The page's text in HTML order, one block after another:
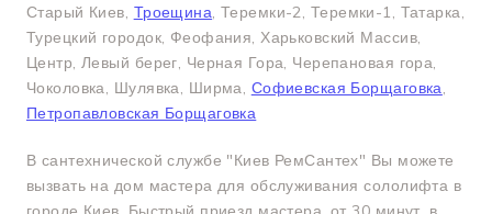
Старый Киев, Троещина , Теремки-2, Теремки-1, Татарка,
Турецкий городок, Феофания, Харьковский Массив,
Центр, Левый берег, Черная Гора, Черепановая гора,
Чоколовка, Шулявка, Ширма, Софиевская Борщаговка
Петропавловская Борщаговка
В сантехнической службе "Киев РемСантех" Вы можете
вызвать на дом мастера для обслуживания сололифта в